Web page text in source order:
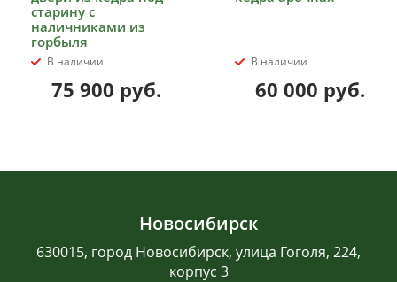
старину с
наличниками из
горбыля
В наличии
75 900 руб.
В наличии
60 000 руб.
Новосибирск
630015, город Новосибирск, улица Гоголя, 224,
корпус 3